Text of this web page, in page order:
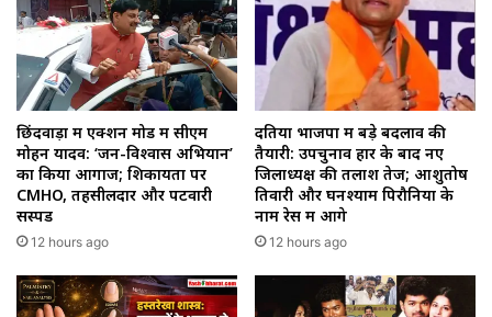
छिंदवाड़ा में एक्शन मोड में सीएम
मोहन यादव: ‘जन-विश्वास अभियान’
का किया आगाज; शिकायतों पर
CMHO, तहसीलदार और पटवारी
सस्पेंड
12 hours ago
दतिया भाजपा में बड़े बदलाव की
तैयारी: उपचुनाव हार के बाद नए
जिलाध्यक्ष की तलाश तेज; आशुतोष
तिवारी और घनश्याम पिरौनिया के
नाम रेस में आगे
12 hours ago